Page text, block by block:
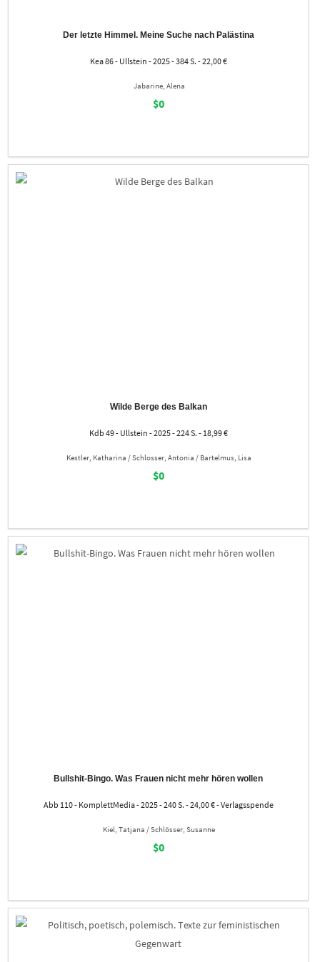
Der letzte Himmel. Meine Suche nach Palästina
Kea 86 - Ullstein - 2025 - 384 S. - 22,00 €
Jabarine, Alena
$0
Wilde Berge des Balkan
Kdb 49 - Ullstein - 2025 - 224 S. - 18,99 €
Kestler, Katharina / Schlosser, Antonia / Bartelmus, Lisa
$0
Bullshit-Bingo. Was Frauen nicht mehr hören wollen
Abb 110 - KomplettMedia - 2025 - 240 S. - 24,00 € - Verlagsspende
Kiel, Tatjana / Schlösser, Susanne
$0